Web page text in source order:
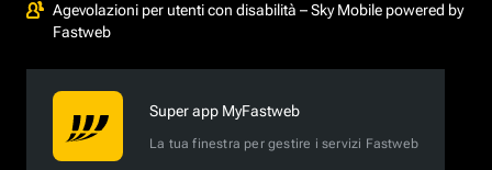
Agevolazioni per utenti con disabilità – Sky Mobile powered by
Fastweb
Super app MyFastweb
La tua finestra per gestire i servizi Fastweb